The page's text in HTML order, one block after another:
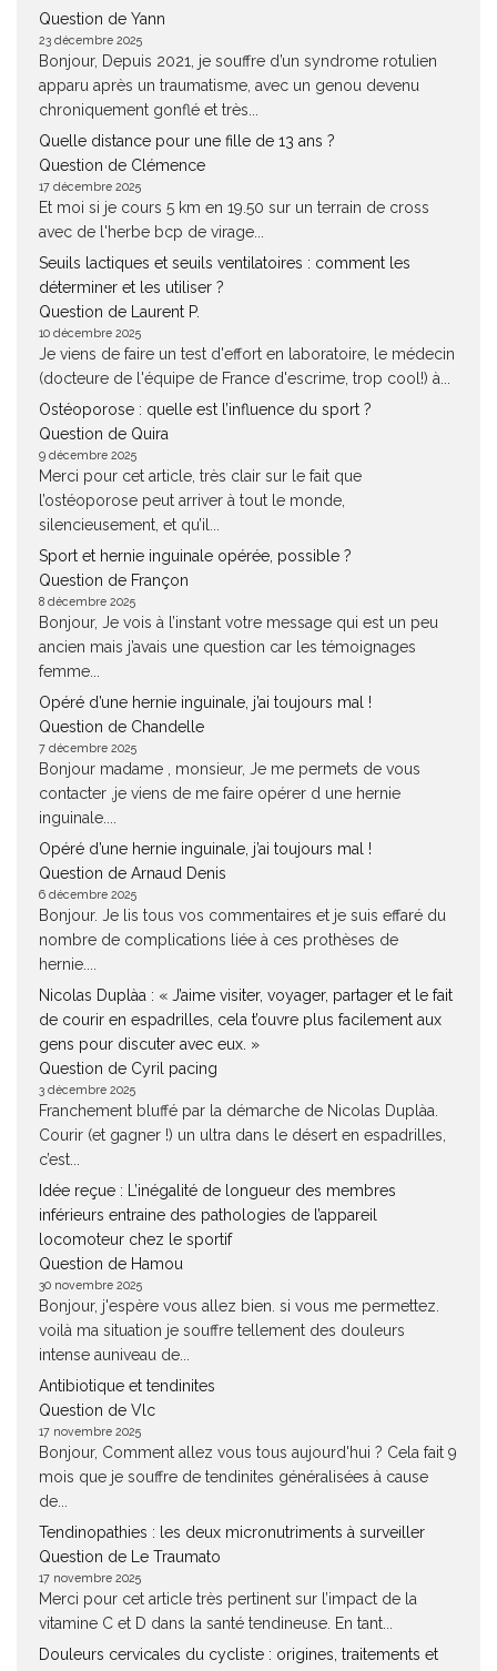
Question de Yann
23 décembre 2025
Bonjour, Depuis 2021, je souffre d’un syndrome rotulien
apparu après un traumatisme, avec un genou devenu
chroniquement gonflé et très...
Quelle distance pour une fille de 13 ans ?
Question de Clémence
17 décembre 2025
Et moi si je cours 5 km en 19.50 sur un terrain de cross
avec de l'herbe bcp de virage...
Seuils lactiques et seuils ventilatoires : comment les
déterminer et les utiliser ?
Question de Laurent P.
10 décembre 2025
Je viens de faire un test d'effort en laboratoire, le médecin
(docteure de l'équipe de France d'escrime, trop cool!) à...
Ostéoporose : quelle est l’influence du sport ?
Question de Quira
9 décembre 2025
Merci pour cet article, très clair sur le fait que
l’ostéoporose peut arriver à tout le monde,
silencieusement, et qu’il...
Sport et hernie inguinale opérée, possible ?
Question de Françon
8 décembre 2025
Bonjour, Je vois à l’instant votre message qui est un peu
ancien mais j’avais une question car les témoignages
femme...
Opéré d’une hernie inguinale, j’ai toujours mal !
Question de Chandelle
7 décembre 2025
Bonjour madame , monsieur, Je me permets de vous
contacter ,je viens de me faire opérer d une hernie
inguinale....
Opéré d’une hernie inguinale, j’ai toujours mal !
Question de Arnaud Denis
6 décembre 2025
Bonjour. Je lis tous vos commentaires et je suis effaré du
nombre de complications liée à ces prothèses de
hernie....
Nicolas Duplàa : « J’aime visiter, voyager, partager et le fait
de courir en espadrilles, cela t’ouvre plus facilement aux
gens pour discuter avec eux. »
Question de Cyril pacing
3 décembre 2025
Franchement bluffé par la démarche de Nicolas Duplàa.
Courir (et gagner !) un ultra dans le désert en espadrilles,
c’est...
Idée reçue : L’inégalité de longueur des membres
inférieurs entraine des pathologies de l’appareil
locomoteur chez le sportif
Question de Hamou
30 novembre 2025
Bonjour, j'espère vous allez bien. si vous me permettez.
voilà ma situation je souffre tellement des douleurs
intense auniveau de...
Antibiotique et tendinites
Question de Vlc
17 novembre 2025
Bonjour, Comment allez vous tous aujourd'hui ? Cela fait 9
mois que je souffre de tendinites généralisées à cause
de...
Tendinopathies : les deux micronutriments à surveiller
Question de Le Traumato
17 novembre 2025
Merci pour cet article très pertinent sur l’impact de la
vitamine C et D dans la santé tendineuse. En tant...
Douleurs cervicales du cycliste : origines, traitements et